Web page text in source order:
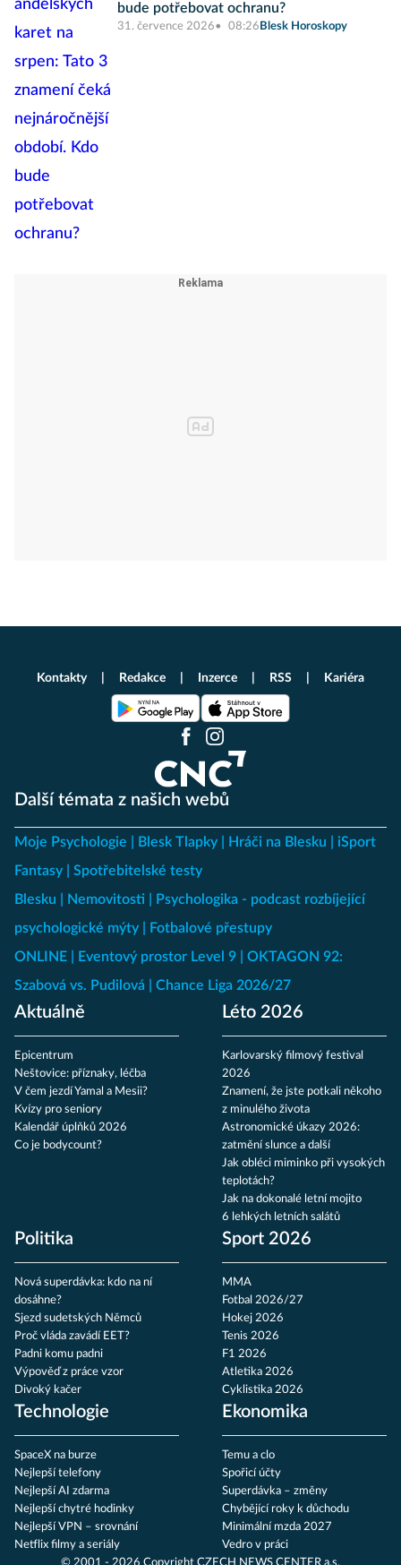
bude potřebovat ochranu?
31. července 2026 08:26 Blesk Horoskopy
Další témata z našich webů
Moje Psychologie Blesk Tlapky Hráči na Blesku
iSport
Fantasy
Spotřebitelské testy
Blesku
Nemovitosti
Psychologika - podcast rozbíjející
psychologické mýty
Fotbalové přestupy
ONLINE
Eventový prostor Level 9
OKTAGON 92:
Szabová vs. Pudilová
Chance Liga 2026/27
Aktuálně
Epicentrum
Neštovice: příznaky, léčba
V čem jezdí Yamal a Mesii?
Kvízy pro seniory
Kalendář úplňků 2026
Co je bodycount?
Léto 2026
Karlovarský filmový festival
2026
Znamení, že jste potkali někoho
z minulého života
Astronomické úkazy 2026:
zatmění slunce a další
Jak obléci miminko při vysokých
teplotách?
Jak na dokonalé letní mojito
6 lehkých letních salátů
Politika
Nová superdávka: kdo na ní
dosáhne?
Sjezd sudetských Němců
Proč vláda zavádí EET?
Padni komu padni
Výpověď z práce vzor
Divoký kačer
Sport 2026
MMA
Fotbal 2026/27
Hokej 2026
Tenis 2026
F1 2026
Atletika 2026
Cyklistika 2026
Technologie
SpaceX na burze
Nejlepší telefony
Nejlepší AI zdarma
Nejlepší chytré hodinky
Nejlepší VPN – srovnání
Netflix filmy a seriály
Ekonomika
Temu a clo
Spořicí účty
Superdávka – změny
Chybějící roky k důchodu
Minimální mzda 2027
Vedro v práci
Kontakty Redakce Inzerce RSS Kariéra